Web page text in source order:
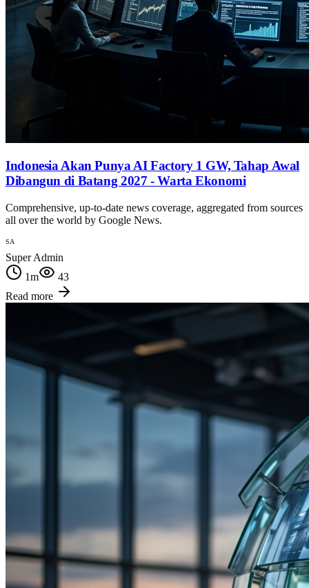
Indonesia Akan Punya AI Factory 1 GW, Tahap Awal
Dibangun di Batang 2027 - Warta Ekonomi
Comprehensive, up-to-date news coverage, aggregated from sources
all over the world by Google News.
SA
Super Admin
1m
43
Read more